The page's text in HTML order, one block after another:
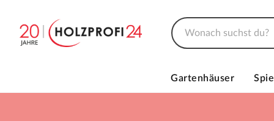
Gartenhäuser